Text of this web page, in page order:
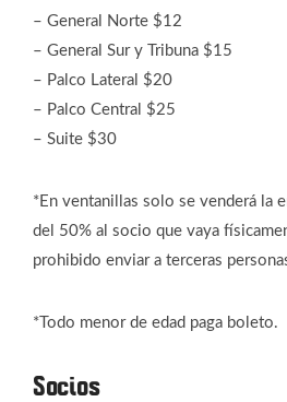
– General Norte $12
– General Sur y Tribuna $15
– Palco Lateral $20
– Palco Central $25
– Suite $30
*En ventanillas solo se venderá la
del 50% al socio que vaya
prohibido enviar a terceras
*Todo menor de edad paga boleto.
Socios